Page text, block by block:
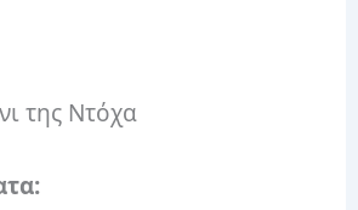
της Ντόχα